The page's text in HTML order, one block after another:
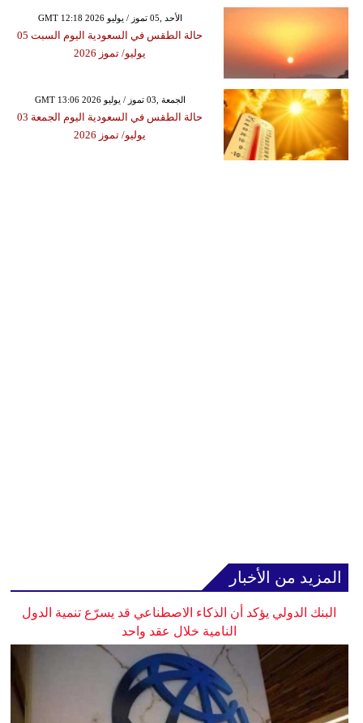
GMT 12:18 2026 الأحد ,05 تموز / يوليو
حالة الطقس في السعودية اليوم السبت 05
يوليو/ تموز 2026
GMT 13:06 2026 الجمعة ,03 تموز / يوليو
حالة الطقس في السعودية اليوم الجمعة 03
يوليو/ تموز 2026
المزيد من الأخبار
البنك الدولي يؤكد أن الذكاء الاصطناعي قد يسرّع تنمية الدول
النامية خلال عقد واحد